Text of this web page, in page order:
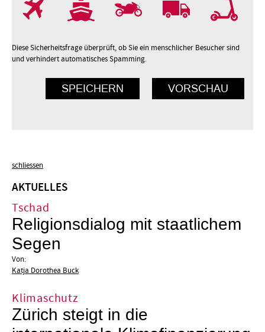
Diese Sicherheitsfrage überprüft, ob Sie ein menschlicher Besucher sind
und verhindert automatisches Spamming.
schliessen
AKTUELLES
Tschad
Religionsdialog mit staatlichem
Segen
Von:
Katja Dorothea Buck
Klimaschutz
Zürich steigt in die